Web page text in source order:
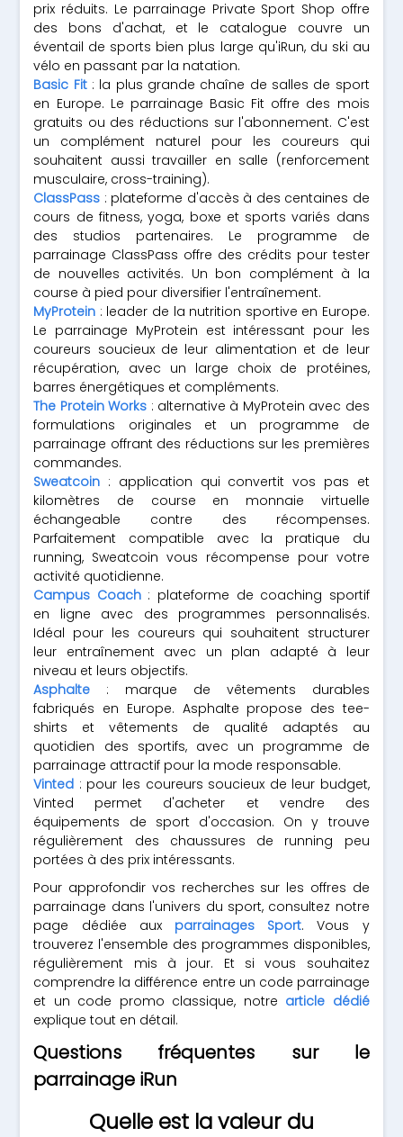
prix réduits. Le parrainage Private Sport Shop offre
des bons d'achat, et le catalogue couvre un
éventail de sports bien plus large qu'iRun, du ski au
vélo en passant par la natation.
Basic Fit: la plus grande chaîne de salles de sport
en Europe. Le parrainage Basic Fit offre des mois
gratuits ou des réductions sur l'abonnement. C'est
un complément naturel pour les coureurs qui
souhaitent aussi travailler en salle (renforcement
musculaire, cross-training).
ClassPass : plateforme d'accès à des centaines de
cours de fitness, yoga, boxe et sports variés dans
des studios partenaires. Le programme de
parrainage ClassPass offre des crédits pour tester
de nouvelles activités. Un bon complément à la
course à pied pour diversifier l'entraînement.
MyProtein : leader de la nutrition sportive en Europe.
Le parrainage MyProtein est intéressant pour les
coureurs soucieux de leur alimentation et de leur
récupération, avec un large choix de protéines,
barres énergétiques et compléments.
The Protein Works : alternative à MyProtein avec des
formulations originales et un programme de
parrainage offrant des réductions sur les premières
commandes.
Sweatcoin : application qui convertit vos pas et
kilomètres de course en monnaie virtuelle
échangeable contre des récompenses.
Parfaitement compatible avec la pratique du
running, Sweatcoin vous récompense pour votre
activité quotidienne.
Campus Coach: plateforme de coaching sportif
en ligne avec des programmes personnalisés.
Idéal pour les coureurs qui souhaitent structurer
leur entraînement avec un plan adapté à leur
niveau et leurs objectifs.
Asphalte : marque de vêtements durables
fabriqués en Europe. Asphalte propose des tee-
shirts et vêtements de qualité adaptés au
quotidien des sportifs, avec un programme de
parrainage attractif pour la mode responsable.
Vinted : pour les coureurs soucieux de leur budget,
Vinted permet d'acheter et vendre des
équipements de sport d'occasion. On y trouve
régulièrement des chaussures de running peu
portées à des prix intéressants.
Pour approfondir vos recherches sur les offres de
parrainage dans l'univers du sport, consultez notre
page dédiée aux parrainages Sport. Vous y
trouverez l'ensemble des programmes disponibles,
régulièrement mis à jour. Et si vous souhaitez
comprendre la différence entre un code parrainage
et un code promo classique, notre article dédié
explique tout en détail.
Questions fréquentes sur le
parrainage iRun
Quelle est la valeur du